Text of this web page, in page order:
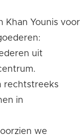
Khan Younis voor
uit
rechtstreeks
in
we